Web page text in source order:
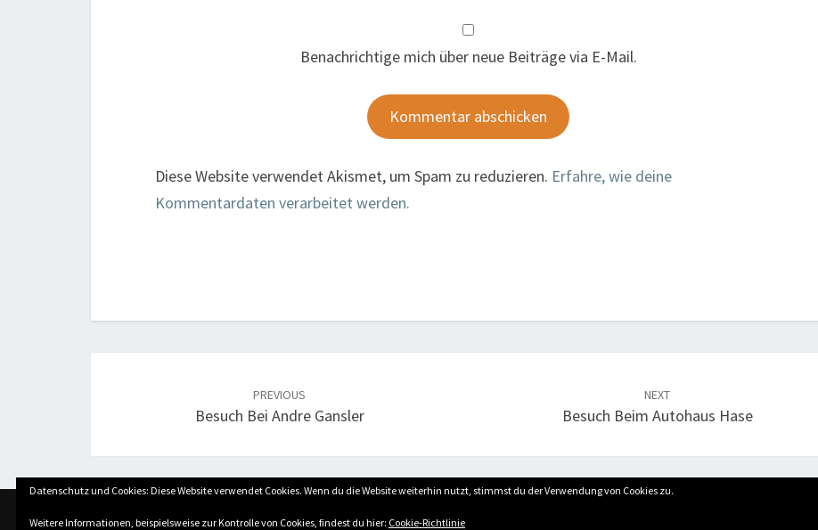
Benachrichtige mich über neue Beiträge via E-Mail.
Diese Website verwendet Akismet, um Spam zu reduzieren. Erfahre, wie deine
Kommentardaten verarbeitet werden.
PREVIOUS
Besuch Bei Andre Gansler
NEXT
Besuch Beim Autohaus Hase
© 2026 Wählergemeinschaft für die Gemeinde Hohne
Datenschutz und Cookies: Diese Website verwendet Cookies. Wenn du die Website weiterhin nutzt, stimmst du der Verwendung von Cookies zu.
Weitere Informationen, beispielsweise zur Kontrolle von Cookies, findest du hier: Cookie-Richtlinie